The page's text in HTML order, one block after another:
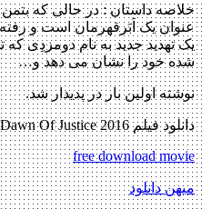
خلاصه داستان : در حالی که بتمن
عنوان یک اَبَرقهرمان است و رفته
یک تهدید جدید به نام دومزدِی که
شده خود را نشان می دهد و…
نوشته اولین بار در پدیدار شد.
دانلود فیلم Batman V Superman Dawn Of Justice 2016
free download movie
میهن دانلود